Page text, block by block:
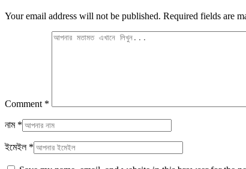
Your email address will not be published. Required fields are
Comment *
নাম *
ইমেইল *